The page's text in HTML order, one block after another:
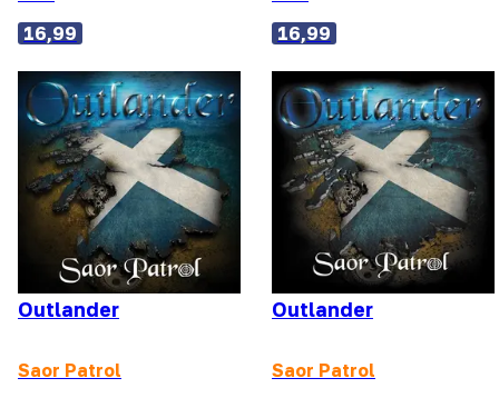
16,99
16,99
Outlander
Saor Patrol
Outlander
Saor Patrol